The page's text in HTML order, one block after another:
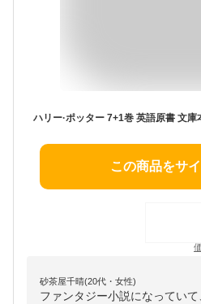
この商品をサ
砂茶屋千晴(20代・女性)
ファンタジー小説になってい